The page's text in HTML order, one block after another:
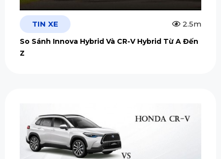
TIN XE 2.5m
So Sánh Innova Hybrid Và CR-V Hybrid Từ A Đến
Z